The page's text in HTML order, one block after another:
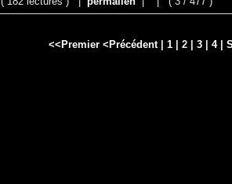
<<Premier <Précédent 1 | 2 | 3 4|